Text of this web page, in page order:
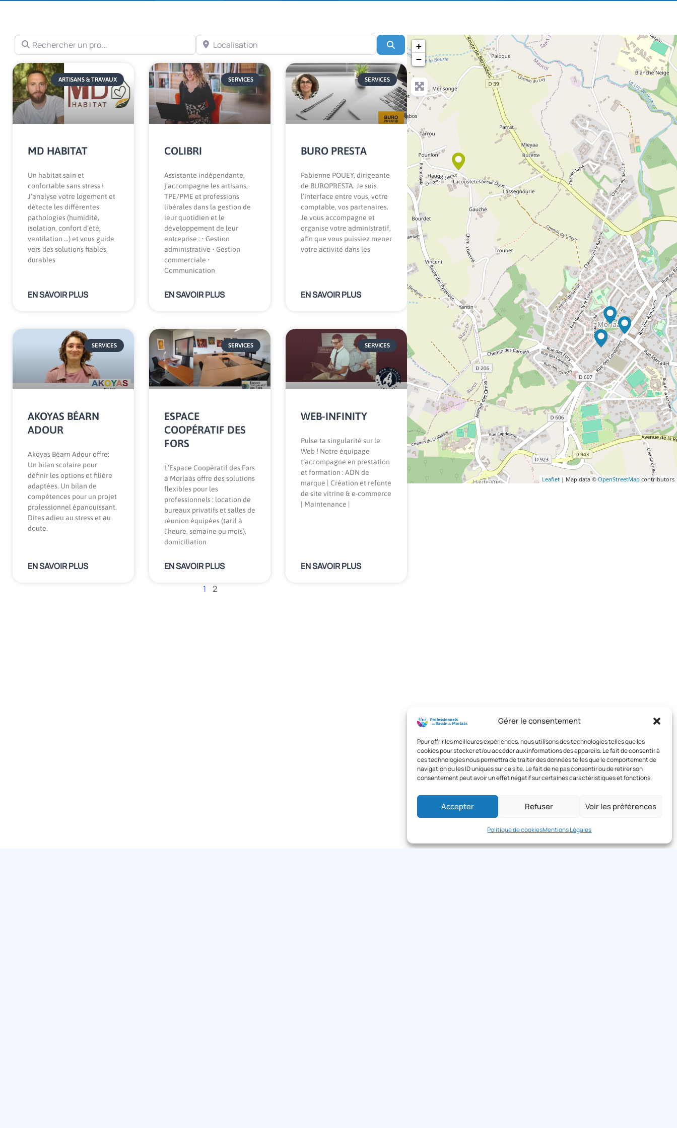
Gérer le consentement
Pour offrir les meilleures expériences, nous utilisons des technologies telles que les
cookies pour stocker et/ou accéder aux informations des appareils. Le fait de consentir à
ces technologies nous permettra de traiter des données telles que le comportement de
navigation ou les ID uniques sur ce site. Le fait de ne pas consentir ou de retirer son
consentement peut avoir un effet négatif sur certaines caractéristiques et fonctions.
Accepter Refuser Voir les préférences
Politique de cookiesMentions Légales
Rechercher un pro... Localisation Search
ARTISANS & TRAVAUX
MD HABITAT
Un habitat sain et
confortable sans stress !
J’analyse votre logement et
détecte les différentes
pathologies (humidité,
isolation, confort d’été,
ventilation …) et vous guide
vers des solutions fiables,
durables
EN SAVOIR PLUS
SERVICES
COLIBRI
Assistante indépendante,
j’accompagne les artisans,
TPE/PME et professions
libérales dans la gestion de
leur quotidien et le
développement de leur
entreprise : • Gestion
administrative • Gestion
commerciale •
Communication
EN SAVOIR PLUS
SERVICES
BURO PRESTA
Fabienne POUEY, dirigeante
de BUROPRESTA. Je suis
l’interface entre vous, votre
comptable, vos partenaires.
Je vous accompagne et
organise votre administratif,
afin que vous puissiez mener
votre activité dans les
EN SAVOIR PLUS
SERVICES
AKOYAS BÉARN
ADOUR
Akoyas Béarn Adour offre:
Un bilan scolaire pour
définir les options et filière
adaptées. Un bilan de
compétences pour un projet
professionnel épanouissant.
Dites adieu au stress et au
doute.
EN SAVOIR PLUS
SERVICES
ESPACE
COOPÉRATIF DES
FORS
L’Espace Coopératif des Fors
à Morlaàs offre des solutions
flexibles pour les
professionnels : location de
bureaux privatifs et salles de
réunion équipées (tarif à
l’heure, semaine ou mois),
domiciliation
EN SAVOIR PLUS
SERVICES
WEB-INFINITY
Pulse ta singularité sur le
Web ! Notre équipage
t’accompagne en prestation
et formation : ADN de
marque | Création et refonte
de site vitrine & e-commerce
| Maintenance |
EN SAVOIR PLUS
Page
1
Page
2
+
−
Leaflet | Map data © OpenStreetMap contributors